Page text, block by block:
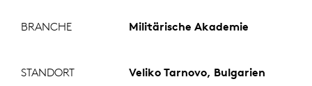
BRANCHE Militärische Akademie
STANDORT Veliko Tarnovo, Bulgarien